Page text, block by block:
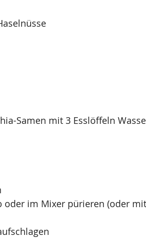
Samen mit 3 Esslöffeln
im Mixer pürieren (oder